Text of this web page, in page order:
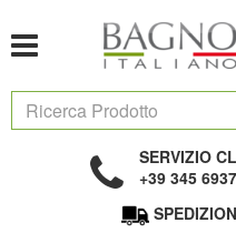
SERVIZIO
+39 345